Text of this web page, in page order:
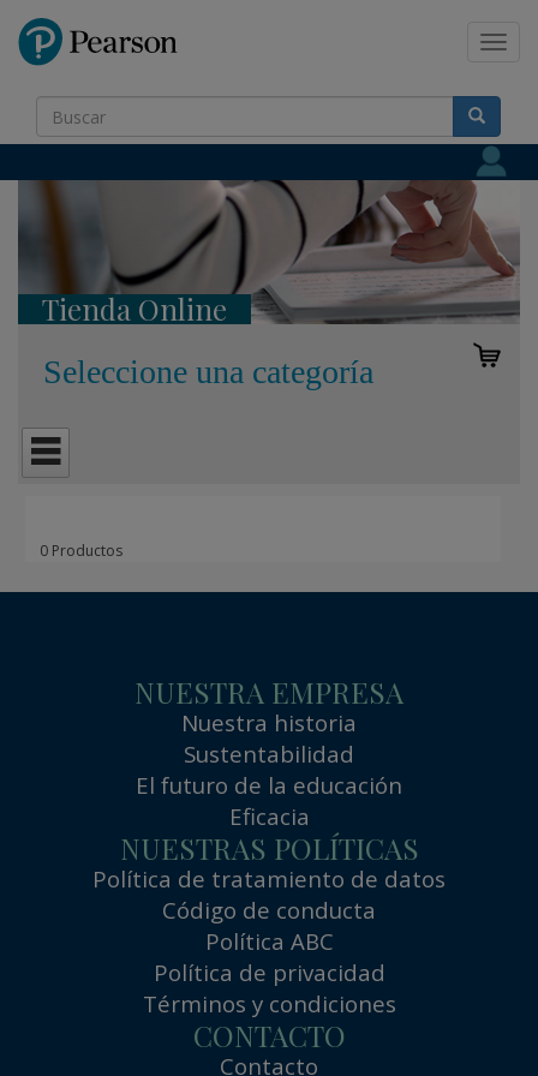
Tienda Online
Seleccione una categoría
0 Productos
NUESTRA EMPRESA
Nuestra historia
Sustentabilidad
El futuro de la educación
Eficacia
NUESTRAS POLÍTICAS
Política de tratamiento de datos
Código de conducta
Política ABC
Política de privacidad
Términos y condiciones
CONTACTO
Contacto